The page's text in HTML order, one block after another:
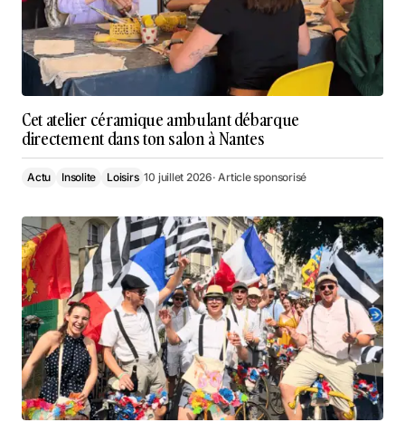
Cet atelier céramique ambulant débarque
directement dans ton salon à Nantes
Actu Insolite Loisirs 10 juillet 2026· Article sponsorisé